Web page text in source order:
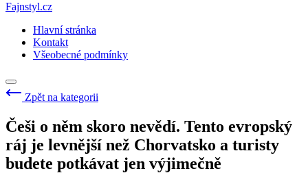
Fajnstyl.cz
Hlavní stránka
Kontakt
Všeobecné podmínky
Zpět na kategorii
Češi o něm skoro nevědí. Tento evropský
ráj je levnější než Chorvatsko a turisty
budete potkávat jen výjimečně